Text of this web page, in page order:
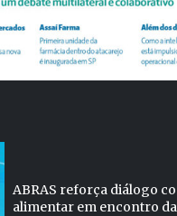
ABRAS reforça diálogo
alimentar em encontro